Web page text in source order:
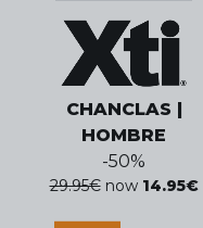
CHANCLAS |
HOMBRE
-50%
29.95€ now 14.95€